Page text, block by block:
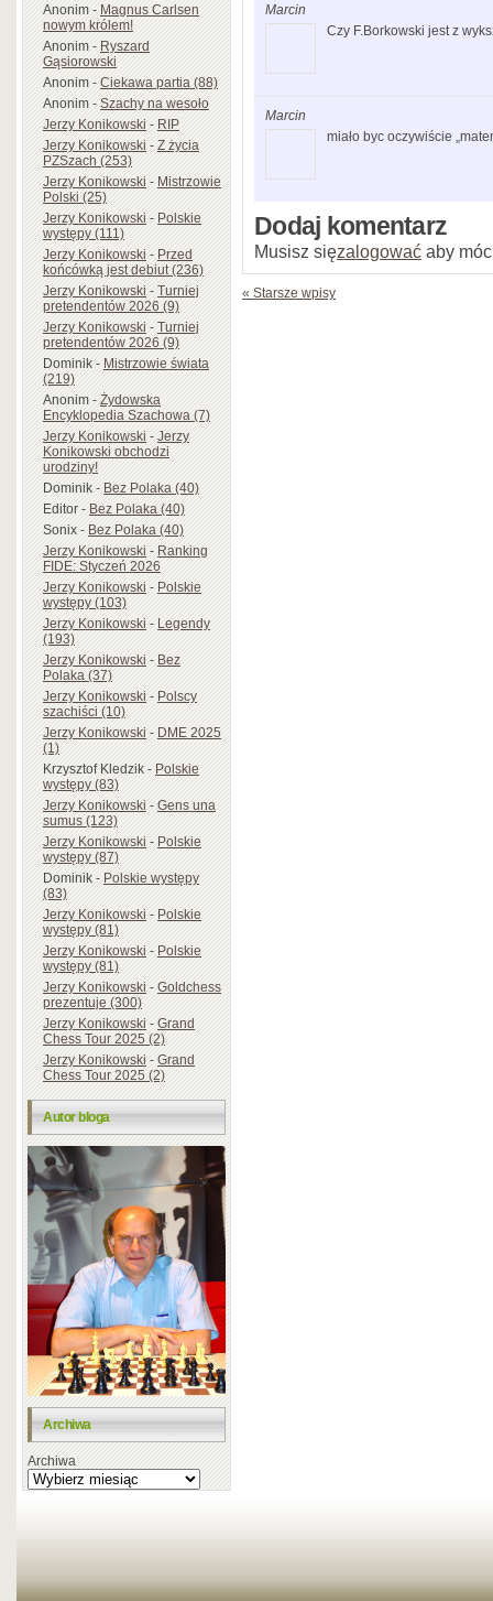
Anonim-Magnus Carlsen
nowym królem!
Anonim-Ryszard
Gąsiorowski
Anonim-Ciekawa partia (88)
Anonim-Szachy na wesoło
Jerzy Konikowski-RIP
Jerzy Konikowski-Z życia
PZSzach (253)
Jerzy Konikowski-Mistrzowie
Polski (25)
Jerzy Konikowski-Polskie
występy (111)
Jerzy Konikowski-Przed
końcówką jest debiut (236)
Jerzy Konikowski-Turniej
pretendentów 2026 (9)
Jerzy Konikowski-Turniej
pretendentów 2026 (9)
Dominik-Mistrzowie świata
(219)
Anonim-Żydowska
Encyklopedia Szachowa (7)
Jerzy Konikowski-Jerzy
Konikowski obchodzi
urodziny!
Dominik-Bez Polaka (40)
Editor-Bez Polaka (40)
Sonix-Bez Polaka (40)
Jerzy Konikowski-Ranking
FIDE: Styczeń 2026
Jerzy Konikowski-Polskie
występy (103)
Jerzy Konikowski-Legendy
(193)
Jerzy Konikowski-Bez
Polaka (37)
Jerzy Konikowski-Polscy
szachiści (10)
Jerzy Konikowski-DME 2025
(1)
Krzysztof Kledzik-Polskie
występy (83)
Jerzy Konikowski-Gens una
sumus (123)
Jerzy Konikowski-Polskie
występy (87)
Dominik-Polskie występy
(83)
Jerzy Konikowski-Polskie
występy (81)
Jerzy Konikowski-Polskie
występy (81)
Jerzy Konikowski-Goldchess
prezentuje (300)
Jerzy Konikowski-Grand
Chess Tour 2025 (2)
Jerzy Konikowski-Grand
Chess Tour 2025 (2)
Autor bloga
Archiwa
Archiwa
Marcin
Czy F.Borkowski jest z
Marcin
miało byc oczywiście
Dodaj komentarz
Musisz sięzalogować aby
« Starsze wpisy